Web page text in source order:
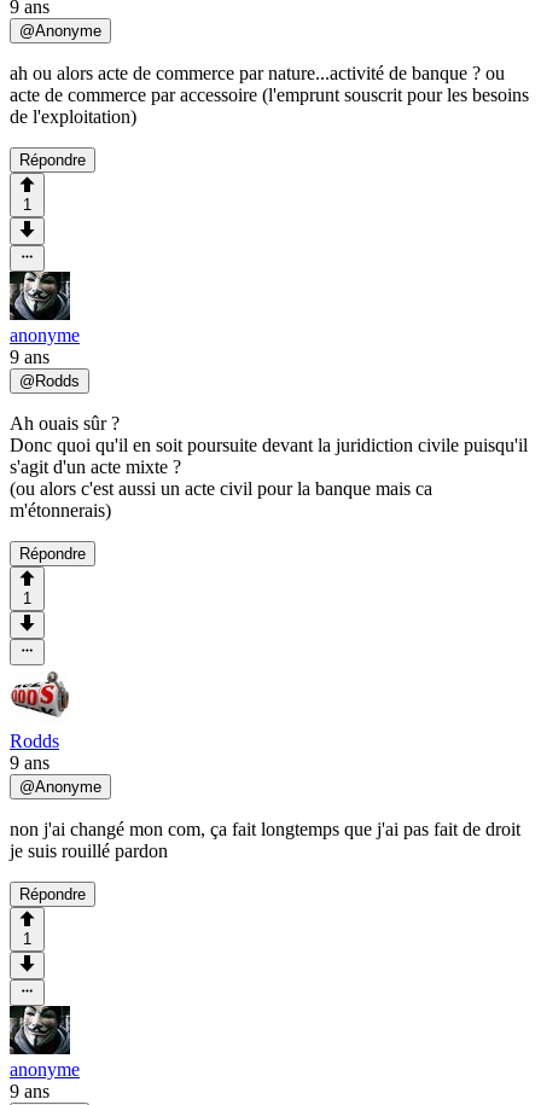
9 ans
@Anonyme
ah ou alors acte de commerce par nature...activité de banque ? ou
acte de commerce par accessoire (l'emprunt souscrit pour les besoins
de l'exploitation)
Répondre
1
anonyme
9 ans
@ Rodds
Ah ouais sûr ?
Donc quoi qu'il en soit poursuite devant la juridiction civile puisqu'il
s'agit d'un acte mixte ?
(ou alors c'est aussi un acte civil pour la banque mais ca
m'étonnerais)
Répondre
1
Rodds
9 ans
@Anonyme
non j'ai changé mon com, ça fait longtemps que j'ai pas fait de droit
je suis rouillé pardon
Répondre
1
anonyme
9 ans